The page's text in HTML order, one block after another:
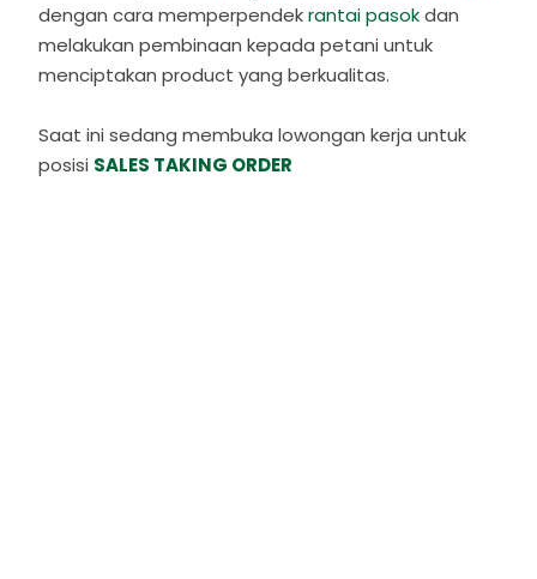
dengan cara memperpendekrantai pasokdan
melakukan pembinaan kepada petani untuk
menciptakan product yang berkualitas.
Saat ini sedang membuka lowongan kerja untuk
posisi SALES TAKING ORDER